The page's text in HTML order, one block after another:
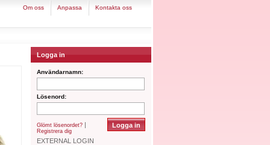
om oss anpassa kontakta oss
Logga in
Användarnamn:
Lösenord:
Glömt lösenordet? |
Registrera dig
EXTERNAL LOGIN